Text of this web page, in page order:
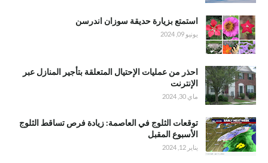
استمتع بزيارة حديقة سوزان اندرسن
يونيو 09, 2024
احذر من عمليات الإحتيال المتعلقة بتأجير المنازل عبر
الإنترنت
ماي 30, 2024
توقعات الثلوج في العاصمة: زيادة فرص تساقط الثلوج
الأسبوع المقبل
يناير 12, 2024